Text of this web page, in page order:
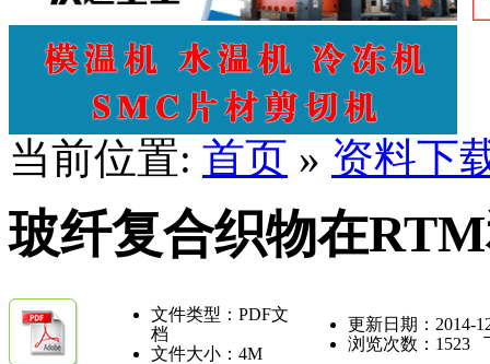
当前位置: 首页 » 资料下
玻纤复合织物在
文件类型：PDF文
档
文件大小：4M
更新日期：2014-
浏览次数： 1523